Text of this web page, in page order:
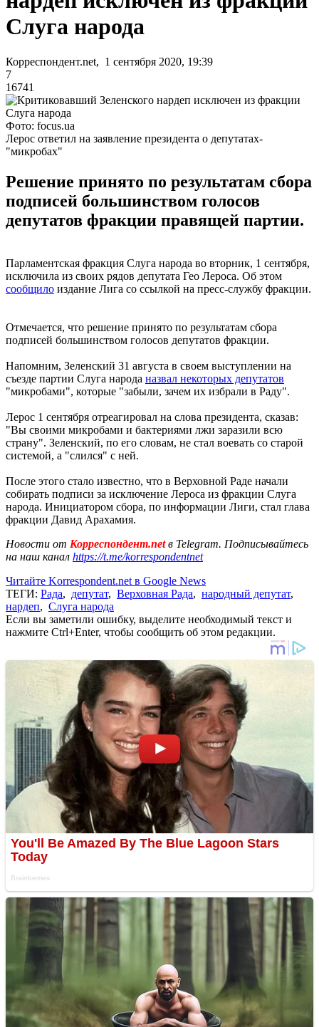
Слуга народа
Корреспондент.net, 1 сентября 2020, 19:39
7
16741
Фото: focus.ua
Лерос ответил на заявление президента о депутатах-
"микробах"
Решение принято по результатам сбора
подписей большинством голосов
депутатов фракции правящей партии.
Парламентская фракция Слуга народа во вторник, 1 сентября,
исключила из своих рядов депутата Гео Лероса. Об этом
сообщило издание Лига со ссылкой на пресс-службу фракции.
Отмечается, что решение принято по результатам сбора
подписей большинством голосов депутатов фракции.
Напомним, Зеленский 31 августа в своем выступлении на
съезде партии Слуга народа назвал некоторых депутатов
"микробами", которые "забыли, зачем их избрали в Раду".
Лерос 1 сентября отреагировал на слова президента, сказав:
"Вы своими микробами и бактериями лжи заразили всю
страну". Зеленский, по его словам, не стал воевать со старой
системой, а "слился" с ней.
После этого стало известно, что в Верховной Раде начали
собирать подписи за исключение Лероса из фракции Слуга
народа. Инициатором сбора, по информации Лиги, стал глава
фракции Давид Арахамия.
Новости от Корреспондент.netв Telegram. Подписывайтесь
на наш канал https://t.me/korrespondentnet
Читайте Korrespondent.net в Google News
ТЕГИ: Рада, депутат, Верховная Рада, народный депутат,
нардеп, Слуга народа
Если вы заметили ошибку, выделите необходимый текст и
нажмите Ctrl+Enter, чтобы сообщить об этом редакции.